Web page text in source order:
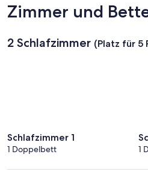
Zimmer und
2 Schlafzimmer (Platz für 5
Schlafzimmer 1
1 Doppelbett 1